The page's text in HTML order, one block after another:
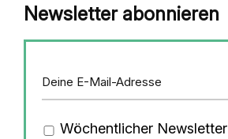
Newsletter abonnieren
Wöchentlicher Newsletter